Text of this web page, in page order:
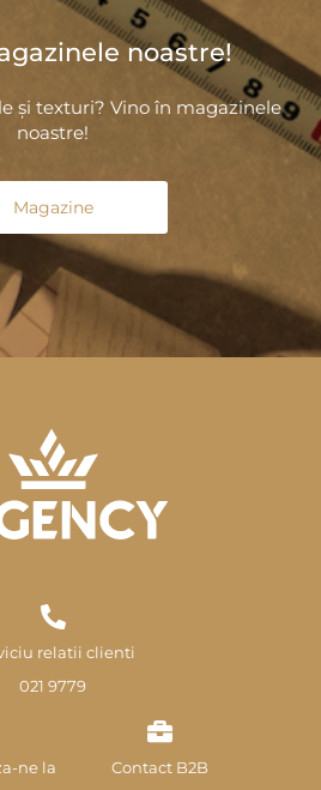
noastre!
și texturi? Vino în magazinele
noastre!
Magazine
relatii clienti
021 9779
ne la
Contact B2B